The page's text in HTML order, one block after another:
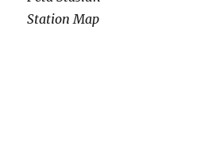
Station Map